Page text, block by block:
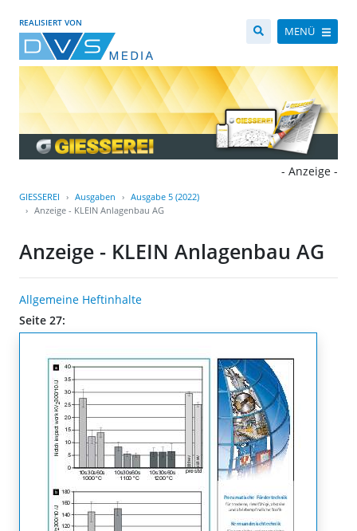
REALISIERT VON
MENÜ
- Anzeige -
GIESSEREI Ausgaben
Ausgabe 5 (2022)
Anzeige - KLEIN Anlagenbau AG
Anzeige - KLEIN Anlagenbau AG
Allgemeine Heftinhalte
Seite 27: